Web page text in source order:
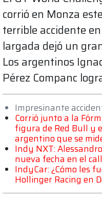
corrió en Monza
terrible accidente
largada dejó un
Los argentinos
Pérez Companc
Impresinante
Corrió junto a la
figura de Red Bull y
argentino que se
Indy NXT:
nueva fecha en el
IndyCar: ¿Cómo les
Hollinger Racing en